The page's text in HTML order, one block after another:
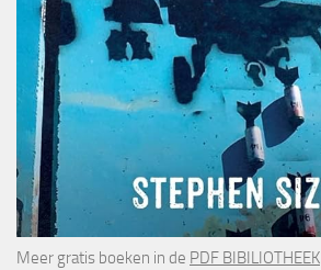
Meer gratis boeken in de PDF BIBILIOTHEEK